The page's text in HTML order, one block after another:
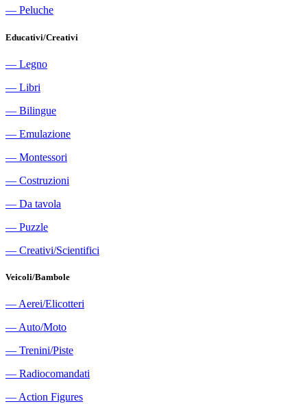
― Peluche
Educativi/Creativi
― Legno
― Libri
― Bilingue
― Emulazione
― Montessori
― Costruzioni
― Da tavola
― Puzzle
― Creativi/Scientifici
Veicoli/Bambole
― Aerei/Elicotteri
― Auto/Moto
― Trenini/Piste
― Radiocomandati
― Action Figures